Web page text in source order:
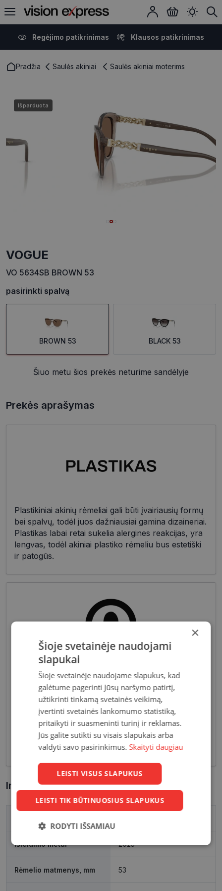
Regėjimo patikrinimas Klausos patikrinimas
Pradžia Saulės akiniai Saulės akiniai moterims
Išparduota
VOGUE
VO 5634SB BROWN 53
pasirinkti spalvą
BROWN 53 BLACK 53
Šiuo metu šios prekės neturime sandėlyje
Prekės aprašymas
Plastikiniai akinių rėmeliai gali būti įvairiausių formų
bei spalvų, todėl juos dažniausiai gamina dizaineriai.
Plastikas labai retai sukelia alergines reakcijas, yra
lengvas, todėl akiniai plastiko rėmeliu bus estetiški
ir patogūs.
Akiniai moterims dažniausiai pasižymi subtiliais
dizaino elementais, suteikiančiais harmoningą bei
moterišką įvaizdį. Šiandien dienai stilių bei medžiagų
įvairovė leidžia akinių dizaineriams pristatyti Jums
tiek klasikinių, tiek netikėčiausių ir drąsiausių
sprendimų akinių rėmelių. Tai ne tik regėjimo
korekcija, tačiau ir stilingas kasdieninės išvaizdos
akcentas.
Informacija apie prekę
Išleidimo metai 2025
Rėmelio matmenys, mm 53
×
Šioje svetainėje naudojami
slapukai
Šioje svetainėje naudojame slapukus, kad
galėtume pagerinti Jūsų naršymo patirtį,
užtikrinti tinkamą svetainės veikimą,
įvertinti svetainės lankomumo statistiką,
pritaikyti ir suasmeninti turinį ir reklamas.
Jūs galite sutikti su visais slapukais arba
valdyti savo pasirinkimus. Skaityti daugiau
LEISTI VISUS SLAPUKUS
LEISTI TIK BŪTINUOSIUS SLAPUKUS
RODYTI IŠSAMIAU
Būtinieji
Statistikos
slapukai
Rinkodaros
slapukai